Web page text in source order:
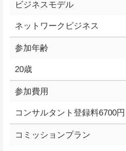
ビジネスモデル
ネットワークビジネス
参加年齢
20歳
参加費用
コンサルタント登録料6700円
コミッションプラン